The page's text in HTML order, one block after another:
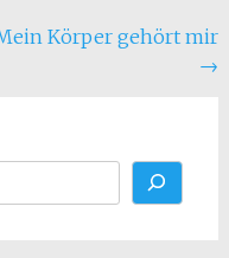
Körper gehört mir
→